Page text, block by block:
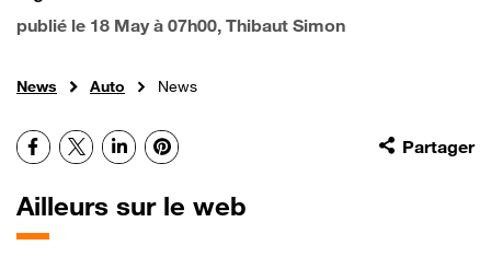
publié le 18 May à 07h00, Thibaut Simon
News Auto News
Partager
Facebook
X LinkedInPinterest
Ailleurs sur le web